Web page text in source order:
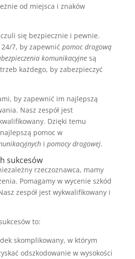
od miejsca i znaków
się bezpiecznie i pewnie.
7, by zapewnić pomoc drogową
komunikacyjnesą
każdego, by zabezpieczyć
by zapewnić im najlepszą
Nasz zespół jest
Dzięki temu
pomoc w
i pomocy drogowej.
sukcesów
rzeczoznawca, mamy
Pomagamy w wycenie szkód
zespół jest wykwalifikowany i
to:
skomplikowany, w którym
odszkodowanie w wysokości